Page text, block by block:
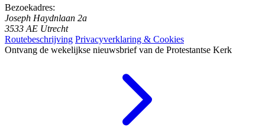
Bezoekadres:
Joseph Haydnlaan 2a
3533 AE Utrecht
Routebeschrijving Privacyverklaring & Cookies
Ontvang de wekelijkse nieuwsbrief van de Protestantse Kerk